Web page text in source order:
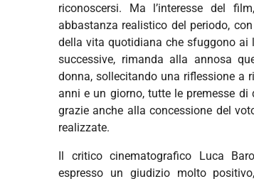
riconoscersi. Ma l’interesse del
abbastanza realistico del periodo,
della vita quotidiana che sfuggono ai
successive, rimanda alla annosa
donna, sollecitando una riflessione a
anni e un giorno, tutte le premesse
grazie anche alla concessione del
realizzate.
Il critico cinematografico Luca
espresso un giudizio molto